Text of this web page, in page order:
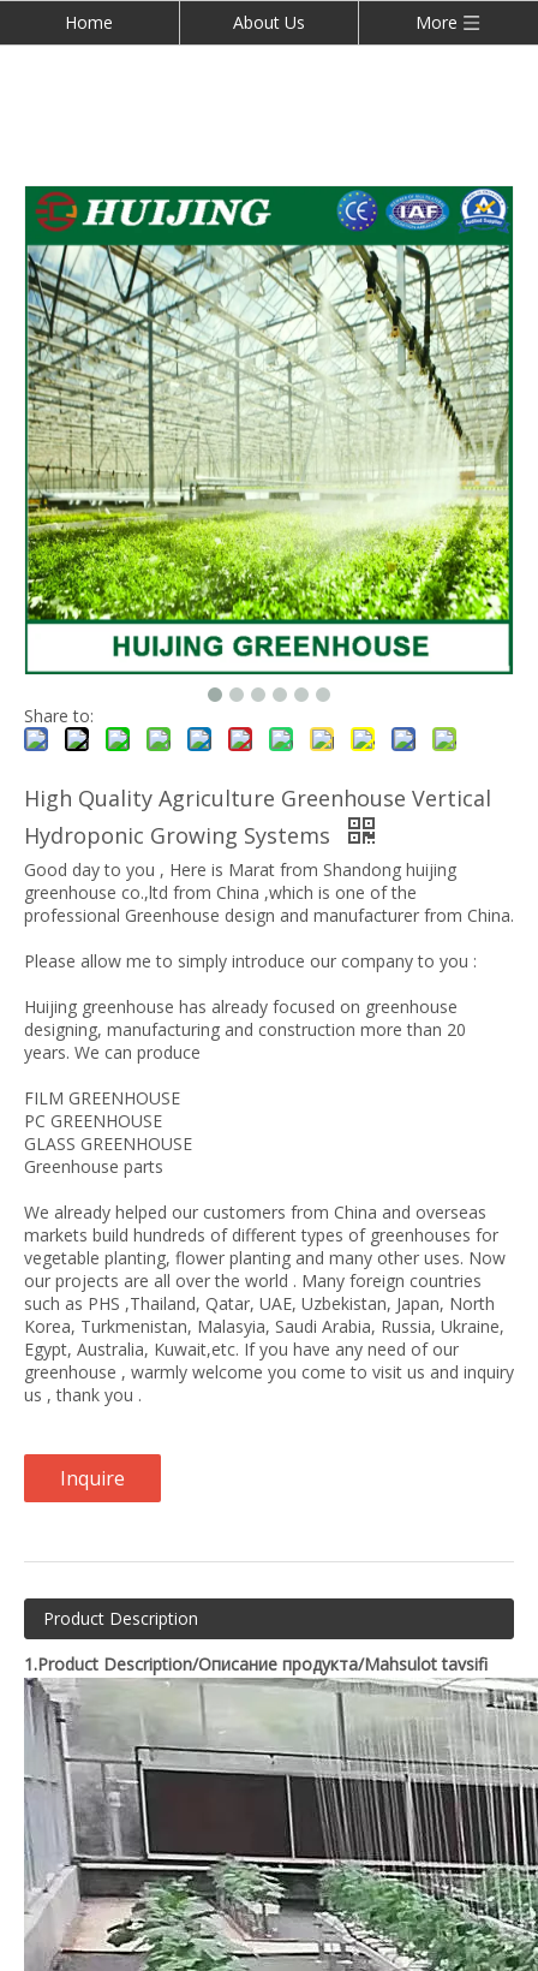
Home About Us More
Share to:
High Quality Agriculture Greenhouse Vertical
Hydroponic Growing Systems
Good day to you , Here is Marat from Shandong huijing
greenhouse co.,ltd from China ,which is one of the
professional Greenhouse design and manufacturer from China.
Please allow me to simply introduce our company to you :
Huijing greenhouse has already focused on greenhouse
designing, manufacturing and construction more than 20
years. We can produce
FILM GREENHOUSE
PC GREENHOUSE
GLASS GREENHOUSE
Greenhouse parts
We already helped our customers from China and overseas
markets build hundreds of different types of greenhouses for
vegetable planting, flower planting and many other uses. Now
our projects are all over the world . Many foreign countries
such as PHS ,Thailand, Qatar, UAE, Uzbekistan, Japan, North
Korea, Turkmenistan, Malasyia, Saudi Arabia, Russia, Ukraine,
Egypt, Australia, Kuwait,etc. If you have any need of our
greenhouse , warmly welcome you come to visit us and inquiry
us , thank you .
Inquire
Product Description
1.Product Description/Описание продукта/Mahsulot tavsifi